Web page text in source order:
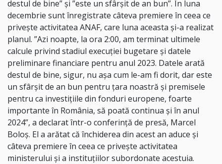
destul de bine” şi ”este un sfârşit de an bun”. În luna
decembrie sunt înregistrate câteva premiere în ceea ce
priveşte activitatea ANAF, care luna aceasta şi-a realizat
planul. ”Azi noapte, la ora 2:00, am terminat ultimele
calcule privind stadiul execuţiei bugetare şi datele
preliminare financiare pentru anul 2023. Datele arată
destul de bine, sigur, nu aşa cum le-am fi dorit, dar este
un sfârşit de an bun pentru ţara noastră şi premisele
pentru ca investiţiile din fonduri europene, foarte
importante în România, să poată continua şi în anul
2024”, a declarat într-o conferinţă de presă, Marcel
Boloş. El a arătat că închiderea din acest an aduce şi
câteva premiere în ceea ce priveşte activitatea
ministerului şi a instituţiilor subordonate acestuia.